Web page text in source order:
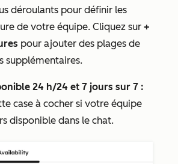
déroulants pour définir les
de votre équipe. Cliquez sur +
pour ajouter des plages de
supplémentaires.
24 h/24 et 7 jours sur 7 :
case à cocher si votre équipe
disponible dans le chat.